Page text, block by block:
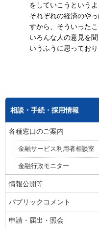
をしていこうという
それぞれの経済のや
すから、そういった
いろんな人の意見を
いうふうに思っており
相談・手続・採用情報
各種窓口のご案内
金融サービス利用者相談室
金融行政モニター
情報公開等
パブリックコメント
申請・届出・照会